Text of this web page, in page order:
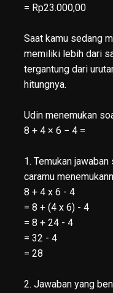
= Rp23.000,00
Saat kamu sedang
memiliki lebih dari
tergantung dari
hitungnya.
Udin menemukan
8 + 4 × 6 − 4 =
1. Temukan
caramu
8 + 4 x 6 - 4
= 8 + (4 x 6) - 4
= 8 + 24 - 4
= 32 - 4
= 28
2. Jawaban yang